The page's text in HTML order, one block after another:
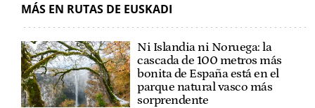
MÁS EN RUTAS DE EUSKADI
Ni Islandia ni Noruega: la
cascada de 100 metros más
bonita de España está en el
parque natural vasco más
sorprendente